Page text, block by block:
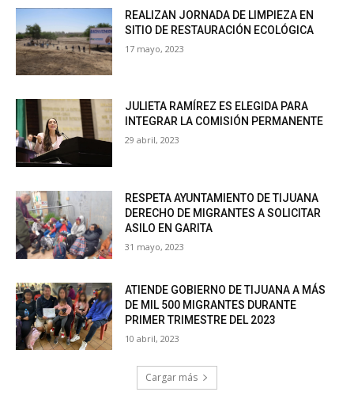
REALIZAN JORNADA DE LIMPIEZA EN
SITIO DE RESTAURACIÓN ECOLÓGICA
17 mayo, 2023
JULIETA RAMÍREZ ES ELEGIDA PARA
INTEGRAR LA COMISIÓN PERMANENTE
29 abril, 2023
RESPETA AYUNTAMIENTO DE TIJUANA
DERECHO DE MIGRANTES A SOLICITAR
ASILO EN GARITA
31 mayo, 2023
ATIENDE GOBIERNO DE TIJUANA A MÁS
DE MIL 500 MIGRANTES DURANTE
PRIMER TRIMESTRE DEL 2023
10 abril, 2023
Cargar más